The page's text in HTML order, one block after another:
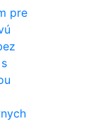
pre